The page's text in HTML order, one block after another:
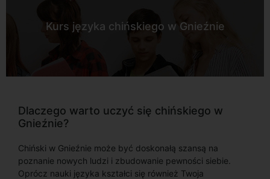
Kurs języka chińskiego w Gnieźnie
Dlaczego warto uczyć się chińskiego w
Gnieźnie?
Chiński w Gnieźnie może być doskonałą szansą na
poznanie nowych ludzi i zbudowanie pewności siebie.
Oprócz nauki języka kształci się również Twoja